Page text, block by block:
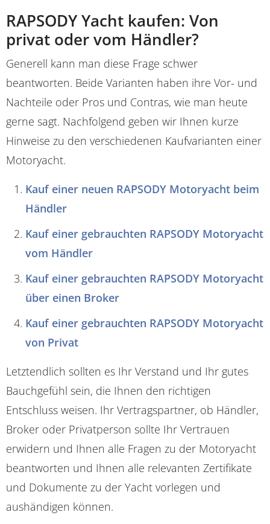
RAPSODY Yacht kaufen: Von
privat oder vom Händler?
Generell kann man diese Frage schwer
beantworten. Beide Varianten haben ihre Vor- und
Nachteile oder Pros und Contras, wie man heute
gerne sagt. Nachfolgend geben wir Ihnen kurze
Hinweise zu den verschiedenen Kaufvarianten einer
Motoryacht.
Kauf einer neuen RAPSODY Motoryacht beim
Händler
Kauf einer gebrauchten RAPSODY Motoryacht
vom Händler
Kauf einer gebrauchten RAPSODY Motoryacht
über einen Broker
Kauf einer gebrauchten RAPSODY Motoryacht
von Privat
Letztendlich sollten es Ihr Verstand und Ihr gutes
Bauchgefühl sein, die Ihnen den richtigen
Entschluss weisen. Ihr Vertragspartner, ob Händler,
Broker oder Privatperson sollte Ihr Vertrauen
erwidern und Ihnen alle Fragen zu der Motoryacht
beantworten und Ihnen alle relevanten Zertifikate
und Dokumente zu der Yacht vorlegen und
aushändigen können.